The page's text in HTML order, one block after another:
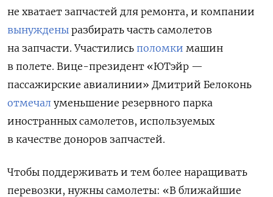
не хватает запчастей для ремонта, и компании
вынуждены разбирать часть самолетов
на запчасти. Участились поломки машин
в полете. Вице-президент «ЮТэйр —
пассажирские авиалинии» Дмитрий Белоконь
отмечал уменьшение резервного парка
иностранных самолетов, используемых
в качестве доноров запчастей.
Чтобы поддерживать и тем более наращивать
перевозки, нужны самолеты: «В ближайшие